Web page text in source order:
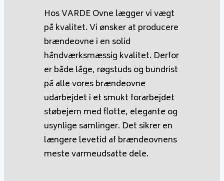
Hos VARDE Ovne lægger vi vægt
på kvalitet. Vi ønsker at producere
brændeovne i en solid
håndværksmæssig kvalitet. Derfor
er både låge, røgstuds og bundrist
på alle vores brændeovne
udarbejdet i et smukt forarbejdet
støbejern med flotte, elegante og
usynlige samlinger. Det sikrer en
længere levetid af brændeovnens
meste varmeudsatte dele.